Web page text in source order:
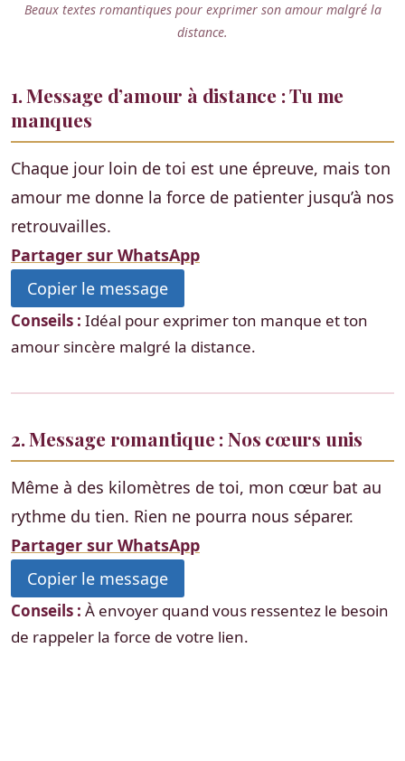
Beaux textes romantiques pour exprimer son amour malgré la
distance.
1. Message d’amour à distance : Tu me
manques
Chaque jour loin de toi est une épreuve, mais ton
amour me donne la force de patienter jusqu’à nos
retrouvailles.
Partager sur WhatsApp
Copier le message
Conseils : Idéal pour exprimer ton manque et ton
amour sincère malgré la distance.
2. Message romantique : Nos cœurs unis
Même à des kilomètres de toi, mon cœur bat au
rythme du tien. Rien ne pourra nous séparer.
Partager sur WhatsApp
Copier le message
Conseils : À envoyer quand vous ressentez le besoin
de rappeler la force de votre lien.